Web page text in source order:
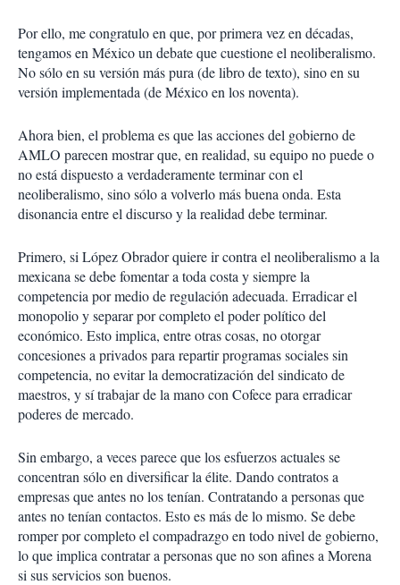
Por ello, me congratulo en que, por primera vez en décadas,
tengamos en México un debate que cuestione el neoliberalismo.
No sólo en su versión más pura (de libro de texto), sino en su
versión implementada (de México en los noventa).
Ahora bien, el problema es que las acciones del gobierno de
AMLO parecen mostrar que, en realidad, su equipo no puede o
no está dispuesto a verdaderamente terminar con el
neoliberalismo, sino sólo a volverlo más buena onda. Esta
disonancia entre el discurso y la realidad debe terminar.
Primero, si López Obrador quiere ir contra el neoliberalismo a la
mexicana se debe fomentar a toda costa y siempre la
competencia por medio de regulación adecuada. Erradicar el
monopolio y separar por completo el poder político del
económico. Esto implica, entre otras cosas, no otorgar
concesiones a privados para repartir programas sociales sin
competencia, no evitar la democratización del sindicato de
maestros, y sí trabajar de la mano con Cofece para erradicar
poderes de mercado.
Sin embargo, a veces parece que los esfuerzos actuales se
concentran sólo en diversificar la élite. Dando contratos a
empresas que antes no los tenían. Contratando a personas que
antes no tenían contactos. Esto es más de lo mismo. Se debe
romper por completo el compadrazgo en todo nivel de gobierno,
lo que implica contratar a personas que no son afines a Morena
si sus servicios son buenos.